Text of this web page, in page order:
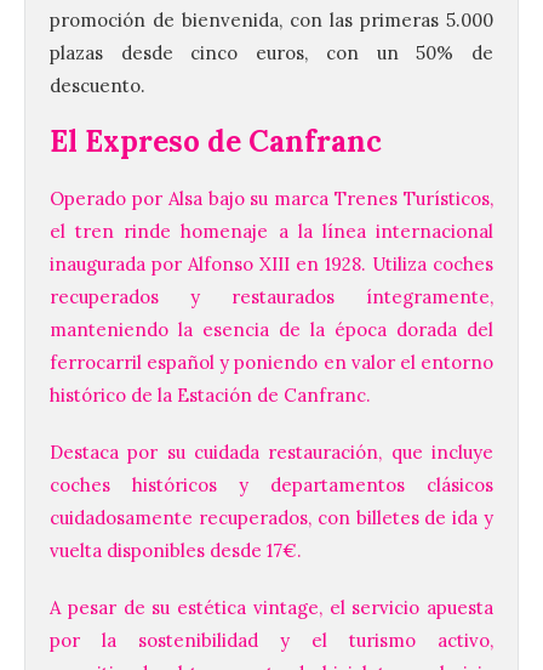
promoción de bienvenida, con las primeras 5.000
plazas desde cinco euros, con un 50% de
descuento.
El Expreso de Canfranc
Operado por Alsa bajo su marca Trenes Turísticos,
el tren rinde homenaje a la línea internacional
inaugurada por Alfonso XIII en 1928. Utiliza coches
recuperados y restaurados íntegramente,
manteniendo la esencia de la época dorada del
ferrocarril español y poniendo en valor el entorno
histórico de la Estación de Canfranc.
Destaca por su cuidada restauración, que incluye
coches históricos y departamentos clásicos
cuidadosamente recuperados, con billetes de ida y
vuelta disponibles desde 17€.
A pesar de su estética vintage, el servicio apuesta
por la sostenibilidad y el turismo activo,